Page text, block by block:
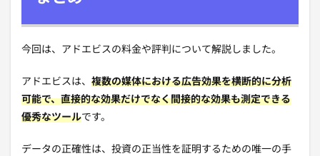
今回は、アドエビスの料金や評判について解説しました。
アドエビスは、 複数の媒体における広告効果を横断的に分析
可能で、直接的な効果だけでなく間接的な効果も測定できる
優秀なツールです。
データの正確性は、投資の正当性を証明するための唯一の手